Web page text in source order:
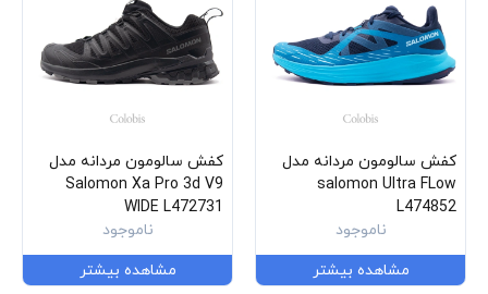
کفش سالومون مردانه مدل
salomon Ultra FLow
L474852
ناموجود
مشاهده بیشتر
کفش سالومون مردانه مدل
Salomon Xa Pro 3d V9
WIDE L472731
ناموجود
مشاهده بیشتر